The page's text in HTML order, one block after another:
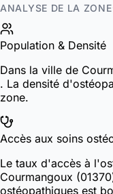
ANALYSE DE LA ZONE
Population & Densité
Dans la ville de
. La densité
zone.
Accès aux soins
Le taux d'accès à
Courmangoux
ostéopathiques est